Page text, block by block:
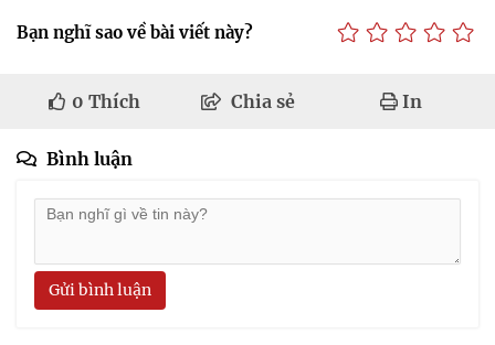
Bạn nghĩ sao về bài viết này?
0 Thích Chia sẻ In
Bình luận
Gửi bình luận